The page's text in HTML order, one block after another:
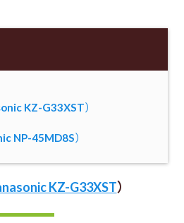
KZ-G33XST）
NP-45MD8S）
KZ-G33XST）